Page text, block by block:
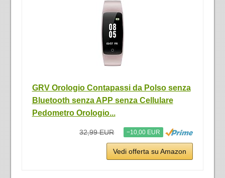
GRV Orologio Contapassi da Polso senza
Bluetooth senza APP senza Cellulare
Pedometro Orologio...
32,99 EUR −10,00 EUR
Vedi offerta su Amazon